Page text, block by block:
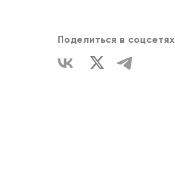
Поделиться в соцсетях